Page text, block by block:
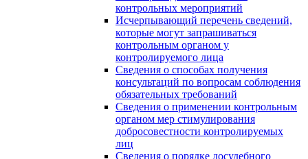
контрольных мероприятий
Исчерпывающий перечень сведений,
которые могут запрашиваться
контрольным органом у
контролируемого лица
Сведения о способах получения
консультаций по вопросам соблюдения
обязательных требований
Сведения о применении контрольным
органом мер стимулирования
добросовестности контролируемых
лиц
Сведения о порядке досудебного